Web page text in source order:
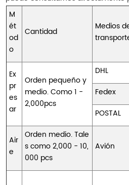
M
ét
od
o
Cantidad
Medios
Ex
pr
es
ar
Orden pequeño y
medio. Como 1 -
2,000pcs
DHL
Fedex
POSTAL
Air
e
Orden medio. Tale
s como 2,000 - 10,
000 pcs
Avión